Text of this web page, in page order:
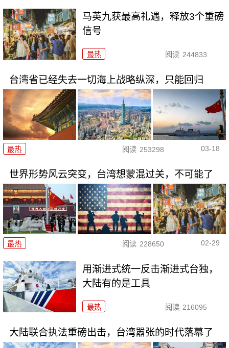
马英九获最高礼遇，释放3个重磅
信号
最热 阅读 244833
台湾省已经失去一切海上战略纵深，只能回归
最热 阅读 253298 03-18
世界形势风云突变，台湾想蒙混过关，不可能了
最热 阅读 228650 02-29
用渐进式统一反击渐进式台独，
大陆有的是工具
最热 阅读 216095
大陆联合执法重磅出击，台湾嚣张的时代落幕了